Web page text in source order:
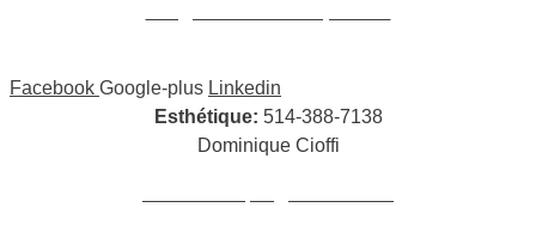
Facebook Google-plus Linkedin
Esthétique: 514-388-7138
Dominique Cioffi